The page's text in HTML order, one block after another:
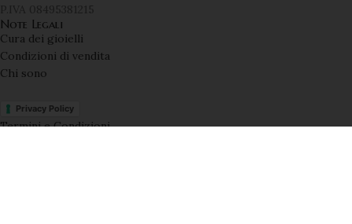
Note Legali
Cura dei gioielli
Condizioni di vendita
Chi sono
Privacy Policy
Termini e Condizioni